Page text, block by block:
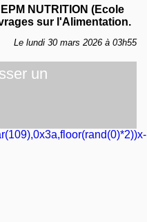
NUTRITION (Ecole
sur l'Alimentation.
Le lundi 30 mars 2026 à 03h55
un